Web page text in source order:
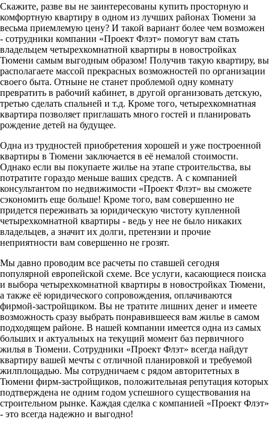
Скажите, разве вы не заинтересованы купить просторную и
комфортную квартиру в одном из лучших районах Тюмени за
весьма приемлемую цену? И такой вариант более чем возможен
- сотрудники компании «Проект Флэт» помогут вам стать
владельцем четырехкомнатной квартиры в новостройках
Тюмени самым выгодным образом! Получив такую квартиру, вы
располагаете массой прекрасных возможностей по организации
своего быта. Отныне не станет проблемой одну комнату
превратить в рабочий кабинет, в другой организовать детскую,
третью сделать спальней и т.д. Кроме того, четырехкомнатная
квартира позволяет приглашать много гостей и планировать
рождение детей на будущее.
Одна из трудностей приобретения хорошей и уже построенной
квартиры в Тюмени заключается в её немалой стоимости.
Однако если вы покупаете жилье на этапе строительства, вы
потратите гораздо меньше ваших средств. А с компанией
консультантом по недвижимости «Проект Флэт» вы сможете
сэкономить еще больше! Кроме того, вам совершенно не
придется переживать за юридическую чистоту купленной
четырехкомнатной квартиры - ведь у нее не было никаких
владельцев, а значит их долги, претензии и прочие
неприятности вам совершенно не грозят.
Мы давно проводим все расчеты по ставшей сегодня
популярной европейской схеме. Все услуги, касающиеся поиска
и выбора четырехкомнатной квартиры в новостройках Тюмени,
а также её юридического сопровождения, оплачиваются
фирмой-застройщиком. Вы не тратите лишних денег и имеете
возможность сразу выбрать понравившееся вам жилье в самом
подходящем районе. В нашей компании имеется одна из самых
больших и актуальных на текущий момент баз первичного
жилья в Тюмени. Сотрудники «Проект Флэт» всегда найдут
квартиру вашей мечты с отличной планировкой и требуемой
жилплощадью. Мы сотрудничаем с рядом авторитетных в
Тюмени фирм-застройщиков, положительная репутация которых
подтверждена не одним годом успешного существования на
строительном рынке. Каждая сделка с компанией «Проект Флэт»
- это всегда надежно и выгодно!